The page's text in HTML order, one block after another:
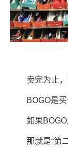
卖完为止，
BOGO是买
如果BOGO
那就是“第二